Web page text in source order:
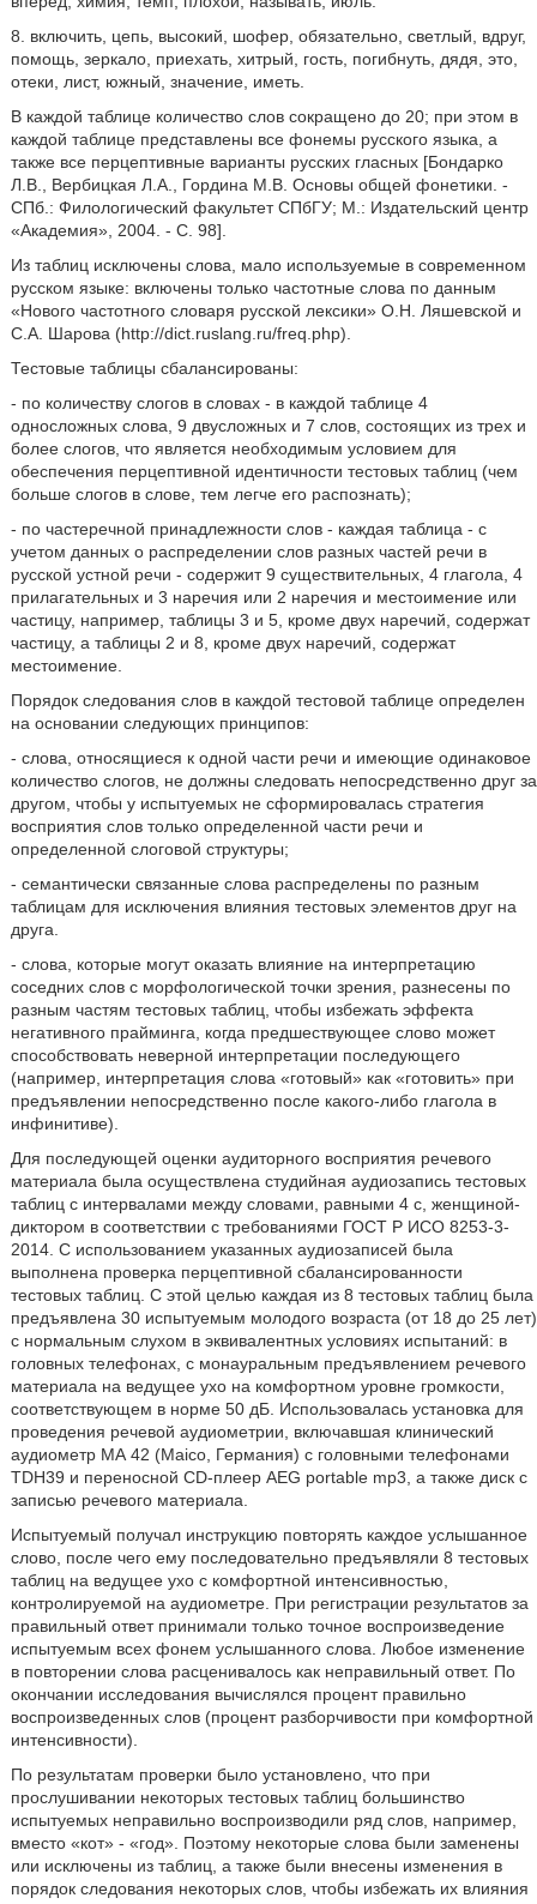
8. включить, цепь, высокий, шофер, обязательно, светлый, вдруг,
помощь, зеркало, приехать, хитрый, гость, погибнуть, дядя, это,
отеки, лист, южный, значение, иметь.
В каждой таблице количество слов сокращено до 20; при этом в
каждой таблице представлены все фонемы русского языка, а
также все перцептивные варианты русских гласных [Бондарко
Л.В., Вербицкая Л.А., Гордина М.В. Основы общей фонетики. -
СПб.: Филологический факультет СПбГУ; М.: Издательский центр
«Академия», 2004. - С. 98].
Из таблиц исключены слова, мало используемые в современном
русском языке: включены только частотные слова по данным
«Нового частотного словаря русской лексики» О.Н. Ляшевской и
С.А. Шарова (http://dict.ruslang.ru/freq.php).
Тестовые таблицы сбалансированы:
- по количеству слогов в словах - в каждой таблице 4
односложных слова, 9 двусложных и 7 слов, состоящих из трех и
более слогов, что является необходимым условием для
обеспечения перцептивной идентичности тестовых таблиц (чем
больше слогов в слове, тем легче его распознать);
- по частеречной принадлежности слов - каждая таблица - с
учетом данных о распределении слов разных частей речи в
русской устной речи - содержит 9 существительных, 4 глагола, 4
прилагательных и 3 наречия или 2 наречия и местоимение или
частицу, например, таблицы 3 и 5, кроме двух наречий, содержат
частицу, а таблицы 2 и 8, кроме двух наречий, содержат
местоимение.
Порядок следования слов в каждой тестовой таблице определен
на основании следующих принципов:
- слова, относящиеся к одной части речи и имеющие одинаковое
количество слогов, не должны следовать непосредственно друг за
другом, чтобы у испытуемых не сформировалась стратегия
восприятия слов только определенной части речи и
определенной слоговой структуры;
- семантически связанные слова распределены по разным
таблицам для исключения влияния тестовых элементов друг на
друга.
- слова, которые могут оказать влияние на интерпретацию
соседних слов с морфологической точки зрения, разнесены по
разным частям тестовых таблиц, чтобы избежать эффекта
негативного прайминга, когда предшествующее слово может
способствовать неверной интерпретации последующего
(например, интерпретация слова «готовый» как «готовить» при
предъявлении непосредственно после какого-либо глагола в
инфинитиве).
Для последующей оценки аудиторного восприятия речевого
материала была осуществлена студийная аудиозапись тестовых
таблиц с интервалами между словами, равными 4 с, женщиной-
диктором в соответствии с требованиями ГОСТ Р ИСО 8253-3-
2014. С использованием указанных аудиозаписей была
выполнена проверка перцептивной сбалансированности
тестовых таблиц. С этой целью каждая из 8 тестовых таблиц была
предъявлена 30 испытуемым молодого возраста (от 18 до 25 лет)
с нормальным слухом в эквивалентных условиях испытаний: в
головных телефонах, с монауральным предъявлением речевого
материала на ведущее ухо на комфортном уровне громкости,
соответствующем в норме 50 дБ. Использовалась установка для
проведения речевой аудиометрии, включавшая клинический
аудиометр МА 42 (Maico, Германия) с головными телефонами
TDH39 и переносной CD-плеер AEG portable mp3, а также диск с
записью речевого материала.
Испытуемый получал инструкцию повторять каждое услышанное
слово, после чего ему последовательно предъявляли 8 тестовых
таблиц на ведущее ухо с комфортной интенсивностью,
контролируемой на аудиометре. При регистрации результатов за
правильный ответ принимали только точное воспроизведение
испытуемым всех фонем услышанного слова. Любое изменение
в повторении слова расценивалось как неправильный ответ. По
окончании исследования вычислялся процент правильно
воспроизведенных слов (процент разборчивости при комфортной
интенсивности).
По результатам проверки было установлено, что при
прослушивании некоторых тестовых таблиц большинство
испытуемых неправильно воспроизводили ряд слов, например,
вместо «кот» - «год». Поэтому некоторые слова были заменены
или исключены из таблиц, а также были внесены изменения в
порядок следования некоторых слов, чтобы избежать их влияния